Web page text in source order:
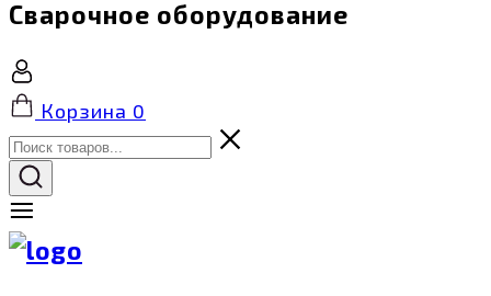
Сварочное оборудование
Корзина 0